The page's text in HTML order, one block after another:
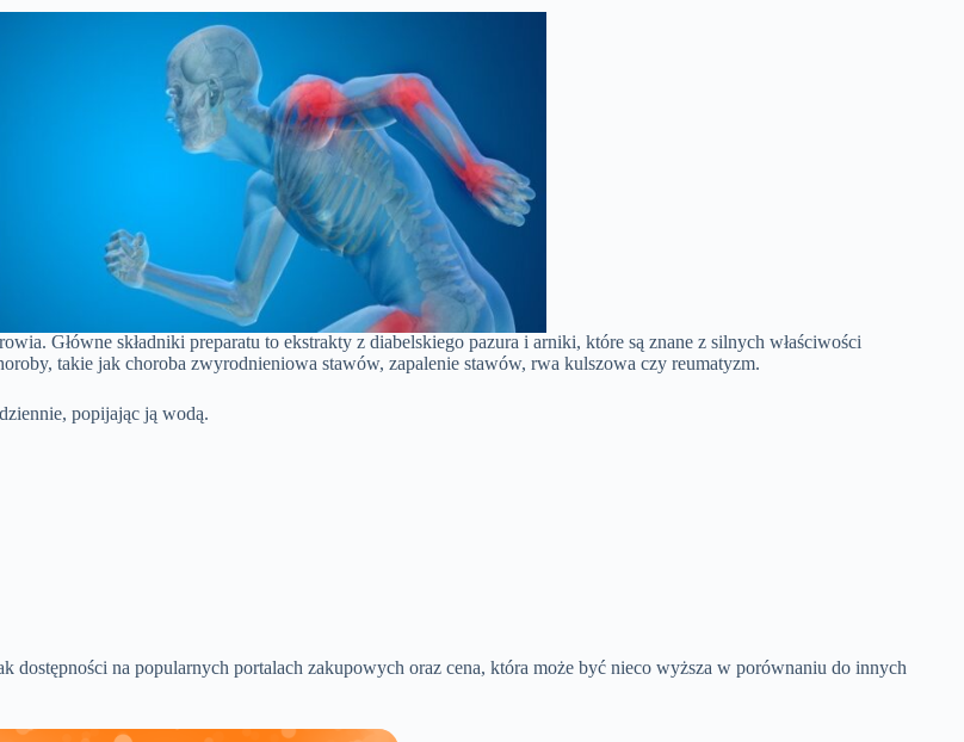
Główne składniki preparatu to ekstrakty z diabelskiego pazura i arniki, które są znane z silnych właściwości
takie jak choroba zwyrodnieniowa stawów, zapalenie stawów, rwa kulszowa czy reumatyzm.
popijając ją wodą.
dostępności na popularnych portalach zakupowych oraz cena, która może być nieco wyższa w porównaniu do innych